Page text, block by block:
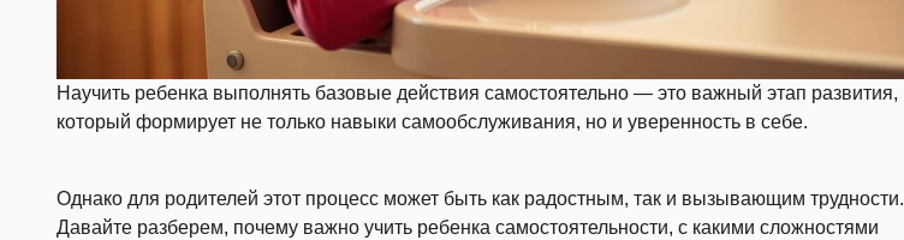
Научить ребенка выполнять базовые действия самостоятельно — это важный этап развития,
который формирует не только навыки самообслуживания, но и уверенность в себе.
Однако для родителей этот процесс может быть как радостным, так и вызывающим трудности.
Давайте разберем, почему важно учить ребенка самостоятельности, с какими сложностями